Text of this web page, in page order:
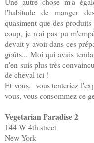
l'habitude de manger
quasiment que des
coup, je n'ai pas pu
devait y avoir dans ces
goûts... Moi qui avais
n'en suis plus très
de cheval ici !
Et vous, vous tenteriez
vous, vous consommez ce
Vegetarian Paradise 2
144 W 4th street
New York